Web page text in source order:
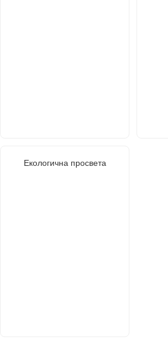
Екологична просвета